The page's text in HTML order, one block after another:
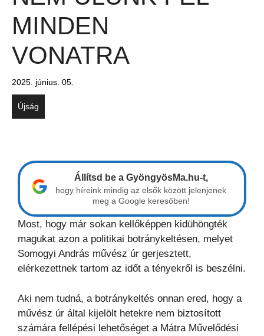
MINDEN
VONATRA
2025. június. 05.
Újság
Állítsd be a GyöngyösMa.hu-t,
hogy híreink mindig az elsők között jelenjenek
meg a Google keresőben!
Most, hogy már sokan kellőképpen kidühöngték
magukat azon a politikai botránykeltésen, melyet
Somogyi András művész úr gerjesztett,
elérkezettnek tartom az időt a tényekről is beszélni.
Aki nem tudná, a botránykeltés onnan ered, hogy a
művész úr által kijelölt hetekre nem biztosított
számára fellépési lehetőséget a Mátra Művelődési